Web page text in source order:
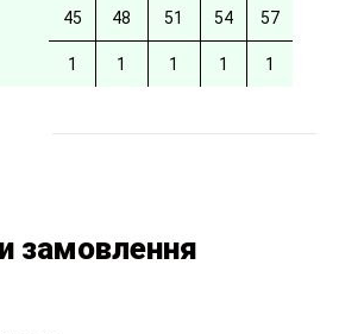
45 48 51 54 57
1 1 1 1 1
замовлення